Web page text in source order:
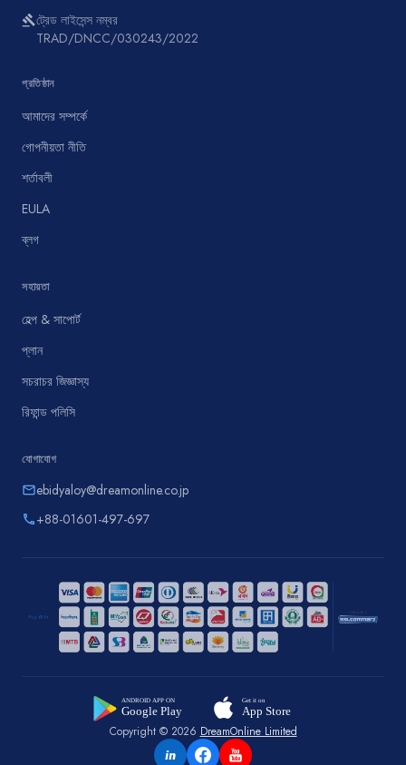
gavelট্রেড লাইসেন্স নম্বর
TRAD/DNCC/030243/2022
প্রতিষ্ঠান
আমাদের সম্পর্কে
গোপনীয়তা নীতি
শর্তাবলী
EULA
ব্লগ
সহায়তা
হেল্প & সাপোর্ট
প্লান
সচরাচর জিজ্ঞাস্য
রিফান্ড পলিসি
যোগাযোগ
emailebidyaloy@dreamonline.co.jp
phone+88-01601-497-697
Copyright © 2026 DreamOnline Limited
in